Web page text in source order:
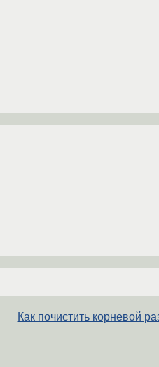
Как почистить корневой